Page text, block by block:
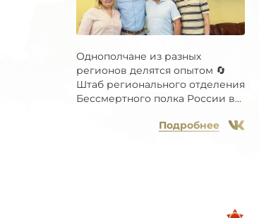
Однополчане из разных
регионов делятся опытом 🔄
Штаб регионального отделения
Бессмертного полка России в...
Подробнее